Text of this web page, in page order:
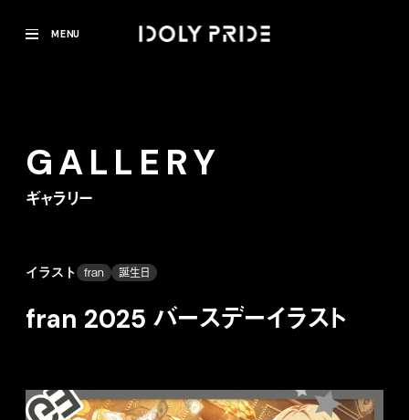
MENU
GALLERY
ギャラリー
イラスト fran 誕生日
fran 2025 バースデーイラスト